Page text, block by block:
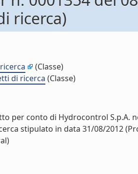
ricerca)
(Classe)
di ricerca (Classe)
per conto di Hydrocontrol S.p.A.
stipulato in data 31/08/2012